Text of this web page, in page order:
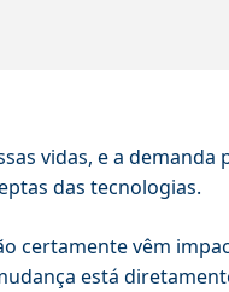
vidas, e a demanda
das tecnologias.
certamente vêm
está